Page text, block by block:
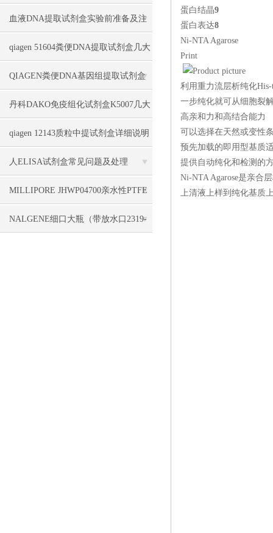
方法
血液DNA提取试剂盒实验前准备及注
意事项说明
qiagen 51604粪便DNA提取试剂盒几大
优势
QIAGEN粪便DNA基因组提取试剂盒
51604几大特点
丹科DAKO免疫组化试剂盒K5007几大
特点
qiagen 12143质粒中提试剂盒详细说明
人ELISA试剂盒常见问题及处理
MILLIPORE JHWP04700亲水性PTFE
滤膜性能介绍
NALGENE细口大瓶（带放水口2319-
蛋白结晶9
蛋白表达8
Ni-NTA Agarose
Print
利用重力流层析纯化His-
一步纯化就可从细胞裂
高亲和力和高结合能力
可以选择在天然或变性
预先加载的即用型基质
提供自动纯化和检测的
Ni-NTA Agarose是亲合
上清液上样到纯化基质